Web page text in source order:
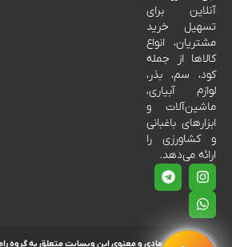
آنلاین برای
تسهیل خرید
مشتریان، انواع
کالاها از جمله
کود، سم، بذر،
لوازم آبیاری،
ماشین‌آلات و
ابزارهای باغبانی
و کشاورزی را
ارائه می‌دهد.
تمامی حقوق مادی و معنوی این وبسایت متعلق به گروه